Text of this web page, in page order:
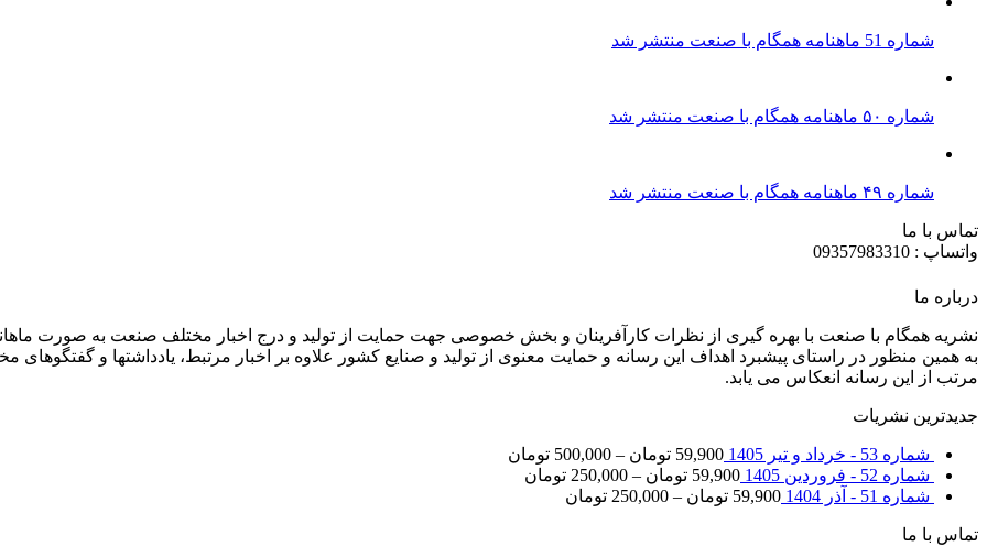
شماره 51 ماهنامه همگام با صنعت منتشر شد
شماره ۵۰ ماهنامه همگام با صنعت منتشر شد
شماره ۴۹ ماهنامه همگام با صنعت منتشر شد
تماس با ما
واتساپ : 09357983310
درباره ما
نشریه همگام با صنعت با بهره گیری از نظرات کارآفرینان و بخش خصوصی جهت حمایت از تولید و درج اخبار مختلف صنعت به صورت
به همین منظور در راستای پیشبرد اهداف این رسانه و حمایت معنوی از تولید و صنایع کشور علاوه بر اخبار مرتبط، یادداشتها و
مرتب از این رسانه انعکاس می یابد.
جدیدترین نشریات
شماره 53 - خرداد و تیر 1405 59,900 تومان –
500,000 تومان
شماره 52 - فروردین 1405
59,900 تومان –
250,000 تومان
شماره 51 - آذر 1404
59,900 تومان –
250,000 تومان
تماس با ما